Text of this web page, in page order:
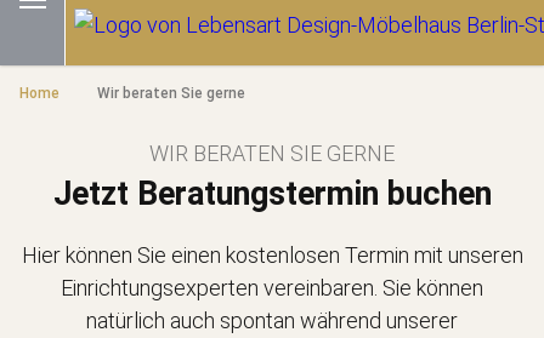
Home Wir beraten Sie gerne
Jetzt Beratungstermin buchen
WIR BERATEN SIE GERNE
Hier können Sie einen kostenlosen Termin mit unseren
Einrichtungsexperten vereinbaren. Sie können
natürlich auch spontan während unserer